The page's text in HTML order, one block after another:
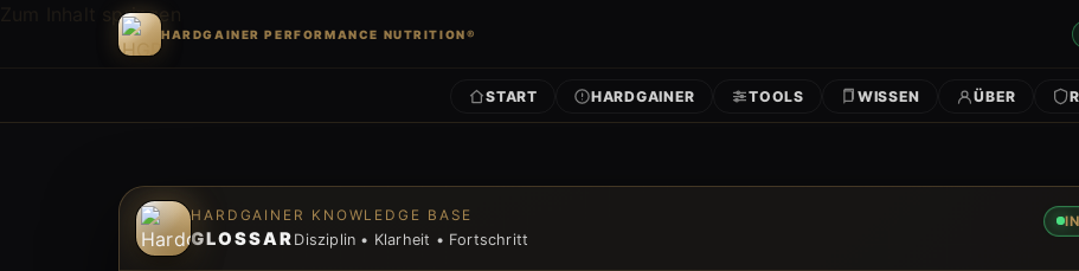
Zum Inhalt springen
HARDGAINER PERFORMANCE NUTRITION®
START HARDGAINER TOOLS WISSEN ÜBER
HARDGAINER KNOWLEDGE BASE
GLOSSAR Disziplin • Klarheit • Fortschritt